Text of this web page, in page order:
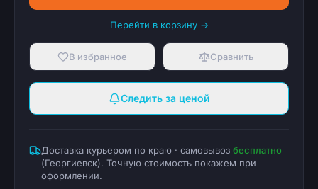
Перейти в корзину →
В избранное Сравнить
Следить за ценой
Доставка курьером по краю · самовывоз бесплатно
(Георгиевск). Точную стоимость покажем при
оформлении.